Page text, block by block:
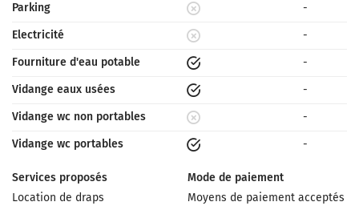
Parking
-
Electricité
-
Fourniture d'eau potable
-
Vidange eaux usées
-
Vidange wc non portables
-
Vidange wc portables
-
Services proposés
Location de draps
Mode de paiement
Moyens de paiement acceptés